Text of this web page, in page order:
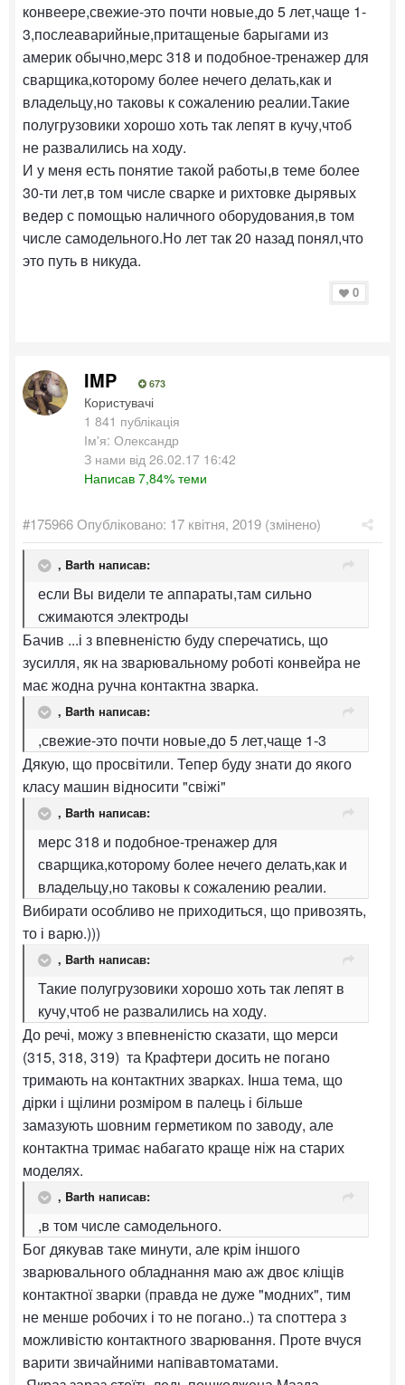
конвеере,свежие-это почти новые,до 5 лет,чаще 1-
3,послеаварийные,притащеные барыгами из
америк обычно,мерс 318 и подобное-тренажер для
сварщика,которому более нечего делать,как и
владельцу,но таковы к сожалению реалии.Такие
полугрузовики хорошо хоть так лепят в кучу,чтоб
не развалились на ходу.
И у меня есть понятие такой работы,в теме более
30-ти лет,в том числе сварке и рихтовке дырявых
ведер с помощью наличного оборудования,в том
числе самодельного.Но лет так 20 назад понял,что
это путь в никуда.
0
IMP 673
Користувачі
1 841 публікація
Ім'я: Олександр
З нами від 26.02.17 16:42
Написав 7,84% теми
#175966Опубліковано: 17 квітня, 2019 (змінено)
, Barth написав:
если Вы видели те аппараты,там сильно
сжимаются электроды
Бачив ...і з впевненістю буду сперечатись, що
зусилля, як на зварювальному роботі конвейра не
має жодна ручна контактна зварка.
, Barth написав:
,свежие-это почти новые,до 5 лет,чаще 1-3
Дякую, що просвітили. Тепер буду знати до якого
класу машин відносити "свіжі"
, Barth написав:
мерс 318 и подобное-тренажер для
сварщика,которому более нечего делать,как и
владельцу,но таковы к сожалению реалии.
Вибирати особливо не приходиться, що привозять,
то і варю.)))
, Barth написав:
Такие полугрузовики хорошо хоть так лепят в
кучу,чтоб не развалились на ходу.
До речі, можу з впевненістю сказати, що мерси
(315, 318, 319) та Крафтери досить не погано
тримають на контактних зварках. Інша тема, що
дірки і щілини розміром в палець і більше
замазують шовним герметиком по заводу, але
контактна тримає набагато краще ніж на старих
моделях.
, Barth написав:
,в том числе самодельного.
Бог дякував таке минути, але крім іншого
зварювального обладнання маю аж двоє кліщів
контактної зварки (правда не дуже "модних", тим
не менше робочих і то не погано..) та споттера з
можливістю контактного зварювання. Проте вчуся
варити звичайними напівавтоматами.